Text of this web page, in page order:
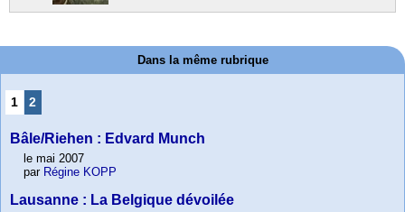
Dans la même rubrique
1 2
Bâle/Riehen : Edvard Munch
le mai 2007
par Régine KOPP
Lausanne : La Belgique dévoilée